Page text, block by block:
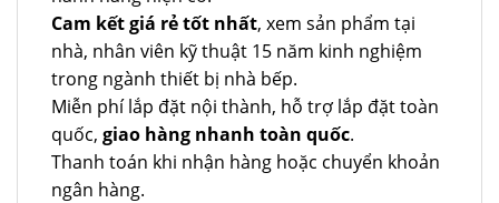
Cam kết giá rẻ tốt nhất, xem sản phẩm tại
nhà, nhân viên kỹ thuật 15 năm kinh nghiệm
trong ngành thiết bị nhà bếp.
Miễn phí lắp đặt nội thành, hỗ trợ lắp đặt toàn
quốc, giao hàng nhanh toàn quốc.
Thanh toán khi nhận hàng hoặc chuyển khoản
ngân hàng.